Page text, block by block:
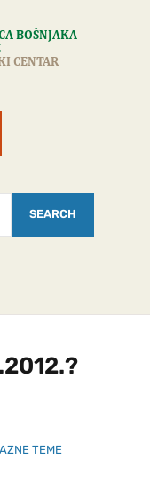
TEME